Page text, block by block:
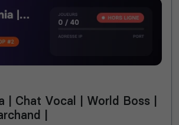
| Chat Vocal | World Boss |
|